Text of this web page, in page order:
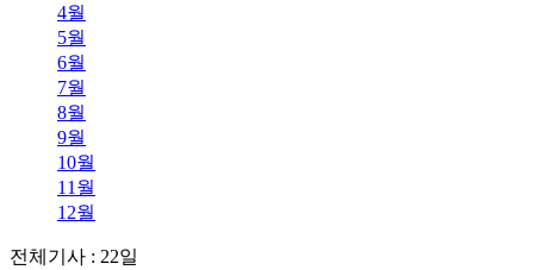
4월
5월
6월
7월
8월
9월
10월
11월
12월
전체기사 : 22일